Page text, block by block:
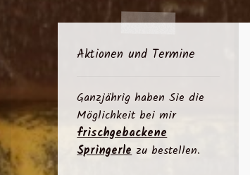
Aktionen und Termine
Ganzjährig haben Sie die
Möglichkeit bei mir
frischgebackene
Springerlezu bestellen.